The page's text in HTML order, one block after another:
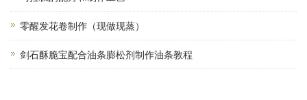
零醒发花卷制作（现做现蒸）
剑石酥脆宝配合油条膨松剂制作油条教程